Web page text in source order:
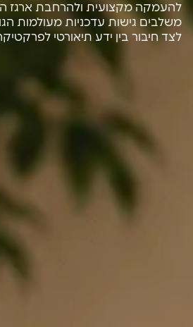
להעמקה מקצועית ולהרחבת ארגז
משלבים גישות עדכניות מעולמות
לצד חיבור בין ידע תיאורטי